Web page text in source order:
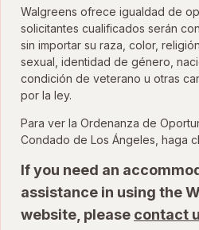
Walgreens ofrece igualdad de
solicitantes cualificados serán
sin importar su raza, color,
sexual, identidad de género,
condición de veterano u otras
por la ley.
Para ver la Ordenanza de
Condado de Los Ángeles, haga
If you need an
assistance in using the
website, please contact